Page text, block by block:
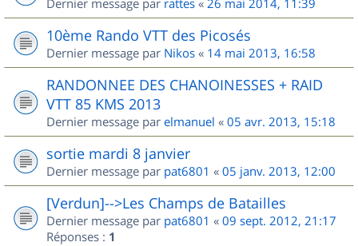
10ème Rando VTT des Picosés
Dernier message par Nikos « 14 mai 2013, 16:58
RANDONNEE DES CHANOINESSES + RAID
VTT 85 KMS 2013
Dernier message par elmanuel « 05 avr. 2013, 15:18
sortie mardi 8 janvier
Dernier message par pat6801 « 05 janv. 2013, 12:00
[Verdun]-->Les Champs de Batailles
Dernier message par pat6801 « 09 sept. 2012, 21:17
Réponses : 1